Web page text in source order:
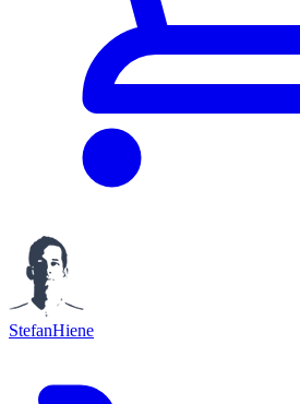
StefanHiene